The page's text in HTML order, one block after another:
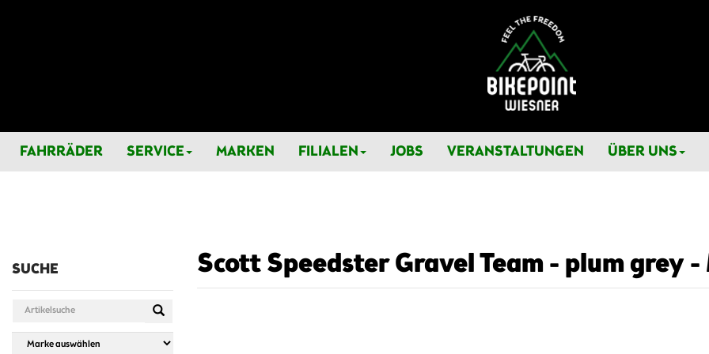
FAHRRÄDER SERVICE MARKEN FILIALEN JOBS VERANSTALTUNGEN ÜBER UNS
SUCHE Scott Speedster Gravel Team - plum grey -